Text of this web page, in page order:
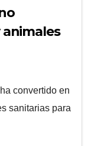
convertido en
sanitarias para